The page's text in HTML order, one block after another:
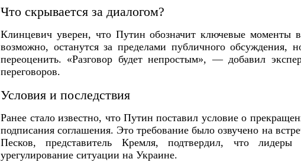
Что скрывается за диалогом?
Клинцевич уверен, что Путин обозначит ключевые моменты
возможно, останутся за пределами публичного обсуждения,
переоценить. «Разговор будет непростым», — добавил
переговоров.
Условия и последствия
Ранее стало известно, что Путин поставил условие о
подписания соглашения. Это требование было озвучено на
Песков, представитель Кремля, подтвердил, что
урегулирование ситуации на Украине.